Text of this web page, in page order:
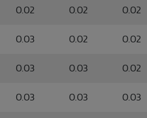
0.02 0.02 0.02
0.03 0.02 0.02
0.03 0.03 0.02
0.03 0.03 0.03